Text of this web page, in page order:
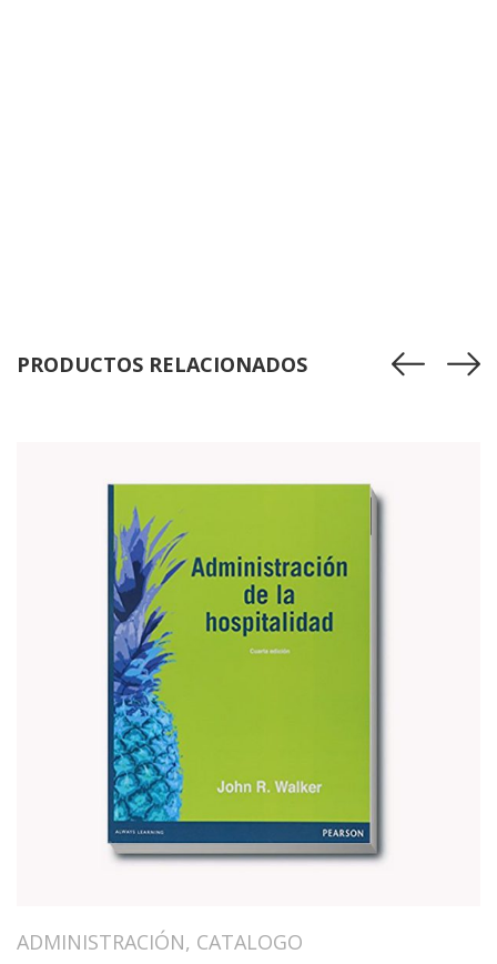
PRODUCTOS RELACIONADOS
ADMINISTRACIÓN, CATALOGO